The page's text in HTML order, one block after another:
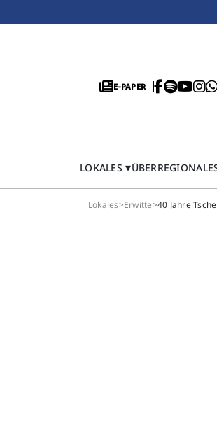
E-PAPER
LOKALES
Lokales>Erwitte>40 Jahre